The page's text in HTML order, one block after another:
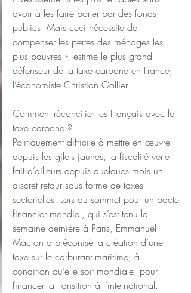
avoir à les faire porter par des fonds
publics. Mais ceci nécessite de
compenser les pertes des ménages les
plus pauvres », estime le plus grand
défenseur de la taxe carbone en France,
l’économiste Christian Gollier.
Comment réconcilier les Français avec la
taxe carbone ?
Politiquement difficile à mettre en œuvre
depuis les gilets jaunes, la fiscalité verte
fait d’ailleurs depuis quelques mois un
discret retour sous forme de taxes
sectorielles. Lors du sommet pour un pacte
financier mondial, qui s’est tenu la
semaine dernière à Paris, Emmanuel
Macron a préconisé la création d’une
taxe sur le carburant maritime, à
condition qu’elle soit mondiale, pour
financer la transition à l’international.